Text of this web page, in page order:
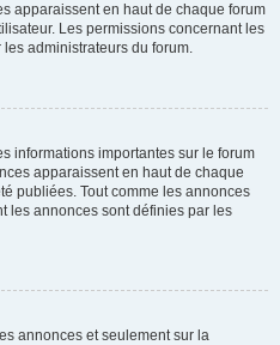
apparaissent en haut de chaque forum
Les permissions concernant les
administrateurs du forum.
informations importantes sur le forum
apparaissent en haut de chaque
publiées. Tout comme les annonces
les annonces sont définies par les
annonces et seulement sur la